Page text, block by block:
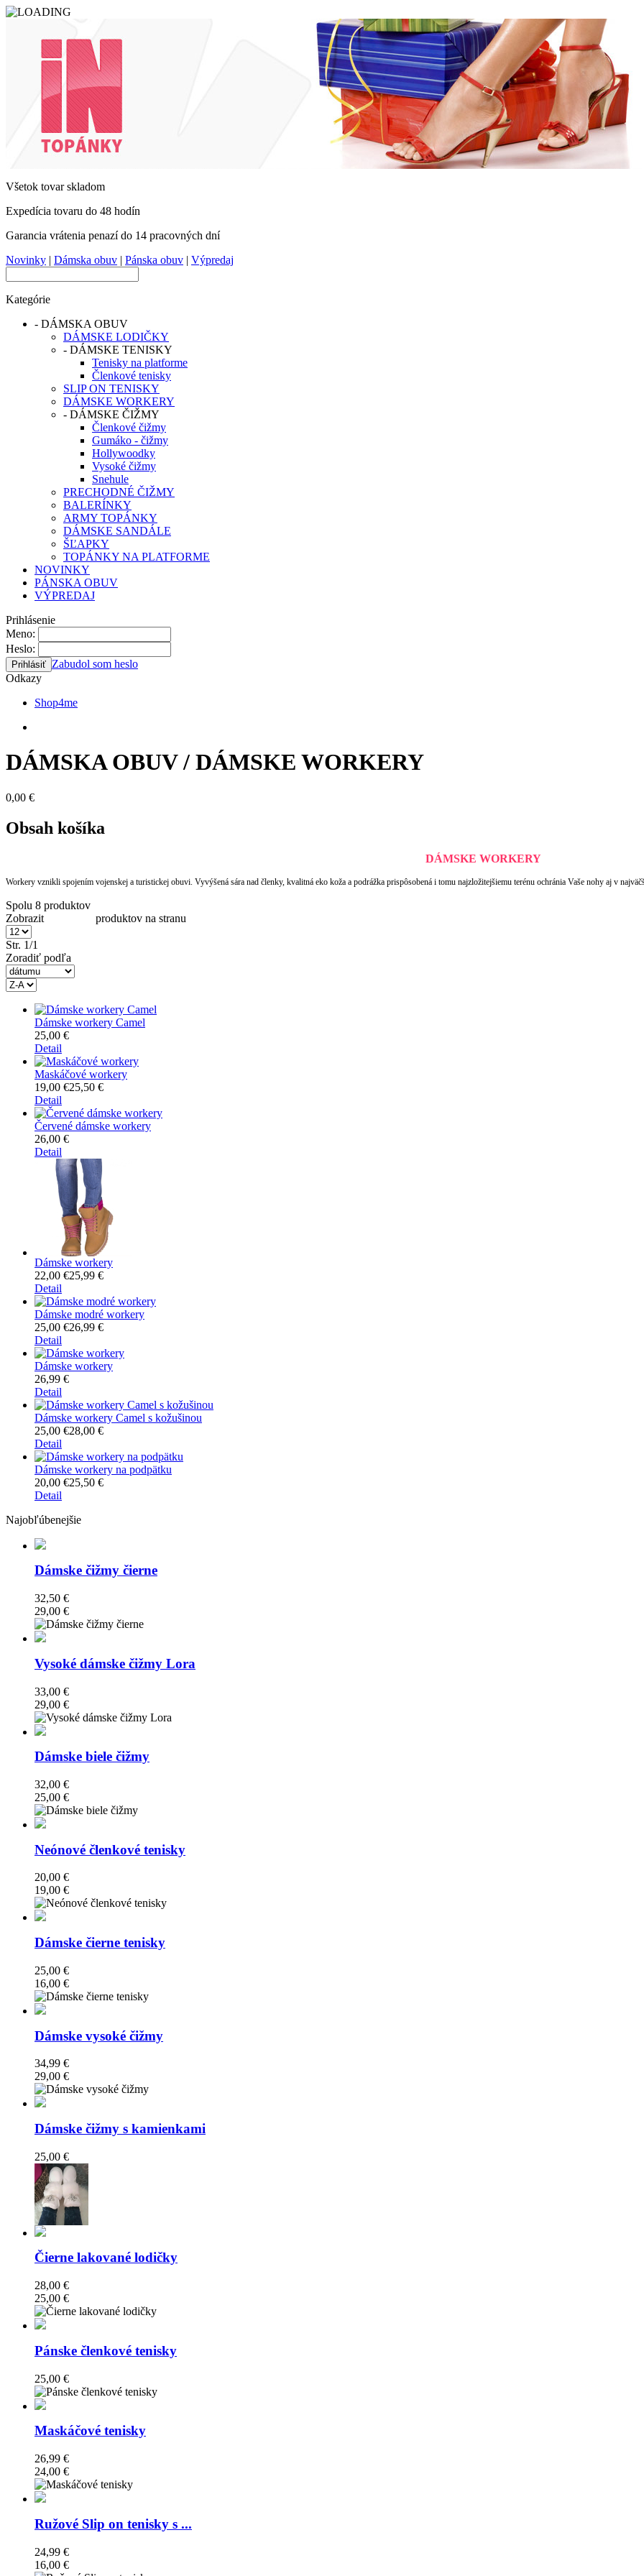
Všetok tovar skladom
Expedícia tovaru do 48 hodín
Garancia vrátenia penazí do 14 pracovných dní
Novinky | Dámska obuv | Pánska obuv | Výpredaj
Kategórie
- DÁMSKA OBUV
DÁMSKE LODIČKY
- DÁMSKE TENISKY
Tenisky na platforme
Členkové tenisky
SLIP ON TENISKY
DÁMSKE WORKERY
- DÁMSKE ČIŽMY
Členkové čižmy
Gumáko - čižmy
Hollywoodky
Vysoké čižmy
Snehule
PRECHODNÉ ČIŽMY
BALERÍNKY
ARMY TOPÁNKY
DÁMSKE SANDÁLE
ŠĽAPKY
TOPÁNKY NA PLATFORME
NOVINKY
PÁNSKA OBUV
VÝPREDAJ
Prihlásenie
Meno:
Heslo:
Zabudol som heslo
Odkazy
Shop4me
DÁMSKA OBUV / DÁMSKE WORKERY
0,00 €
Obsah košíka
DÁMSKE WORKERY
Workery vznikli spojením vojenskej a turistickej obuvi. Vyvýšená sára nad členky, kvalitná eko koža a podrážka prispôsobená i tomu najzložitejšiemu terénu ochránia Vaše nohy aj v
Spolu 8 produktov
Zobrazit produktov na stranu
Str. 1/1
Zoradiť podľa
Dámske workery Camel
25,00 €
Detail
Maskáčové workery
19,00 €25,50 €
Detail
Červené dámske workery
26,00 €
Detail
Dámske workery
22,00 €25,99 €
Detail
Dámske modré workery
25,00 €26,99 €
Detail
Dámske workery
26,99 €
Detail
Dámske workery Camel s kožušinou
25,00 €28,00 €
Detail
Dámske workery na podpätku
20,00 €25,50 €
Detail
Najobľúbenejšie
Dámske čižmy čierne
32,50 €
29,00 €
Vysoké dámske čižmy Lora
33,00 €
29,00 €
Dámske biele čižmy
32,00 €
25,00 €
Neónové členkové tenisky
20,00 €
19,00 €
Dámske čierne tenisky
25,00 €
16,00 €
Dámske vysoké čižmy
34,99 €
29,00 €
Dámske čižmy s kamienkami
25,00 €
Čierne lakované lodičky
28,00 €
25,00 €
Pánske členkové tenisky
25,00 €
Maskáčové tenisky
26,99 €
24,00 €
Ružové Slip on tenisky s ...
24,99 €
16,00 €